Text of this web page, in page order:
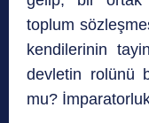
toplum
kendilerinin
devletin rolünü
mu?